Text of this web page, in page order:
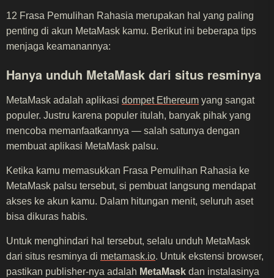
12 Frasa Pemulihan Rahasia merupakan hal yang paling
penting di akun MetaMask kamu. Berikut ini beberapa tips
menjaga keamanannya:
Hanya unduh MetaMask dari situs resminya
MetaMask adalah aplikasi dompet Ethereum yang sangat
populer. Justru karena populer itulah, banyak pihak yang
mencoba memanfaatkannya — salah satunya dengan
membuat aplikasi MetaMask palsu.
Ketika kamu memasukkan Frasa Pemulihan Rahasia ke
MetaMask palsu tersebut, si pembuat langsung mendapat
akses ke akun kamu. Dalam hitungan menit, seluruh aset
bisa dikuras habis.
Untuk menghindari hal tersebut, selalu unduh MetaMask
dari situs resminya di metamask.io. Untuk ekstensi browser,
pastikan publisher-nya adalah MetaMask dan instalasinya